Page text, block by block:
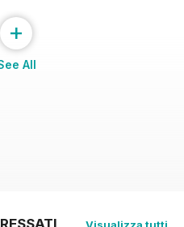
+
All